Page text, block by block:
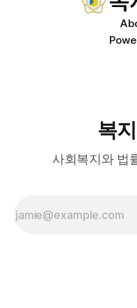
복
사회복지와 법